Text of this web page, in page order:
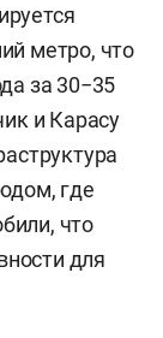
метро, что
за 30−35
и Карасу
где
что
для